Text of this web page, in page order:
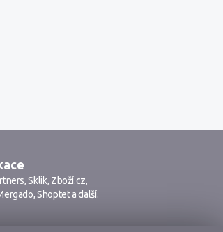
,Sklik, Zboží.cz,
,Shopteta další.